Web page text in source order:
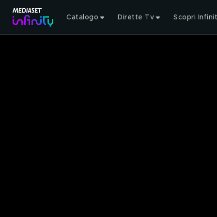
Catalogo Dirette Tv Scopri